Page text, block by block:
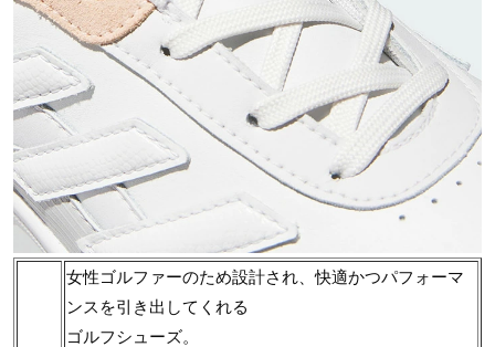
女性ゴルファーのため設計され、快適かつパフォーマ
ンスを引き出してくれる
ゴルフシューズ。